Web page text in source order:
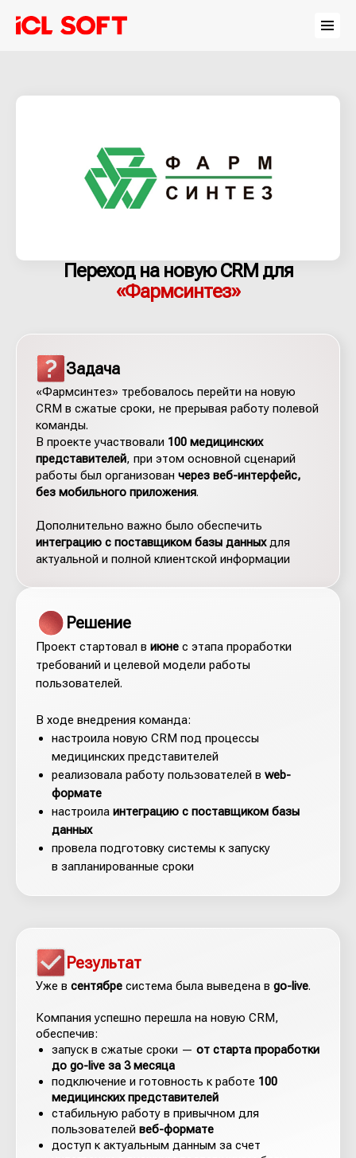
Переход на новую CRM для
«Фармсинтез»
Задача
«Фармсинтез» требовалось перейти на новую
CRM в сжатые сроки, не прерывая работу полевой
команды.
В проекте участвовали 100 медицинских
представителей, при этом основной сценарий
работы был организован через веб-интерфейс,
без мобильного приложения.
Дополнительно важно было обеспечить
интеграцию с поставщиком базы данныхдля
актуальной и полной клиентской информации
Решение
Проект стартовал в июне с этапа проработки
требований и целевой модели работы
пользователей.
В ходе внедрения команда:
настроила новую CRM под процессы
медицинских представителей
реализовала работу пользователей в web-
формате
настроила интеграцию с поставщиком базы
данных
провела подготовку системы к запуску
в запланированные сроки
Результат
Уже в сентябре система была выведена в go-live.
Компания успешно перешла на новую CRM,
обеспечив:
запуск в сжатые сроки — от старта проработки
до go-live за 3 месяца
подключение и готовность к работе 100
медицинских представителей
стабильную работу в привычном для
пользователей веб-формате
доступ к актуальным данным за счет